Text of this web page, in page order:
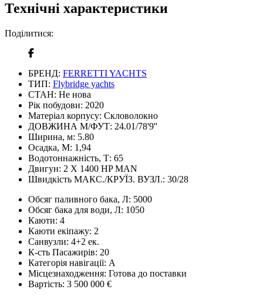
Технічні характеристики
Поділитися:
БРЕНД: FERRETTI YACHTS
ТИП: Flybridge yachts
СТАН: Не нова
Рік побудови: 2020
Матеріал корпусу: Скловолокно
ДОВЖИНА М/ФУТ: 24.01/78'9''
Ширина, м: 5.80
Осадка, М: 1,94
Водотоннажність, Т: 65
Двигун: 2 X 1400 HP MAN
Швидкість МАКС./КРУЇЗ. ВУЗЛ.: 30/28
Обсяг паливного бака, Л: 5000
Обсяг бака для води, Л: 1050
Каюти: 4
Каюти екіпажу: 2
Санвузли: 4+2 ек.
К-сть Пасажирів: 20
Категорія навігації: A
Місцезнаходження: Готова до поставки
Вартість: 3 500 000 €